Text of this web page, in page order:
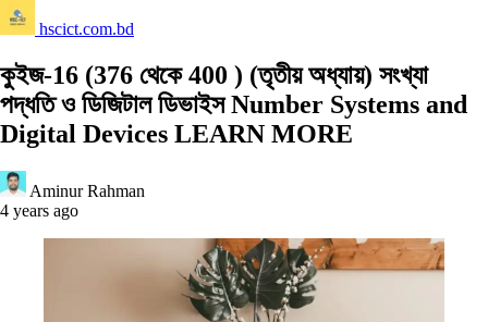
hscict.com.bd
কুইজ-16 (376 থেকে 400 ) (তৃতীয় অধ্যায়) সংখ্যা
পদ্ধতি ও ডিজিটাল ডিভাইস Number Systems and
Digital Devices LEARN MORE
Aminur Rahman
4 years ago